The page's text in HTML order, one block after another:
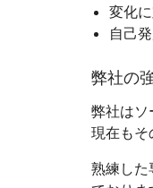
変化
自己
弊社の
弊社はソ
現在もそ
熟練した